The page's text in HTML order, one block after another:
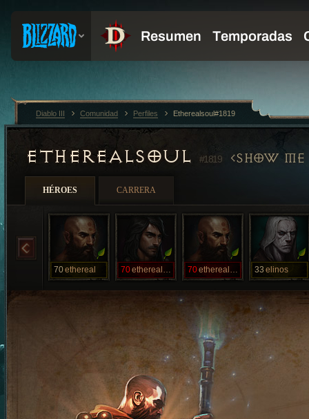
ETHEREALSOUL #1819 SHOW
HÉROES CARRERA
70ethereal 70 etherealshot 70 etherealsoul 33 elinos
Diablo III Comunidad Perfiles Etherealsoul#1819